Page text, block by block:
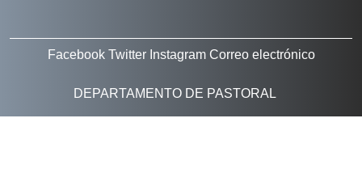
Facebook Twitter Instagram Correo electrónico
DEPARTAMENTO DE PASTORAL